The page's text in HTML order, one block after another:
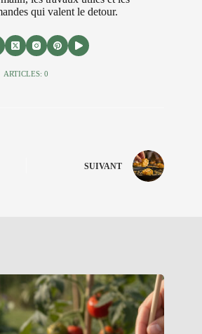
qui valent le detour.
ARTICLES: 0
SUIVANT